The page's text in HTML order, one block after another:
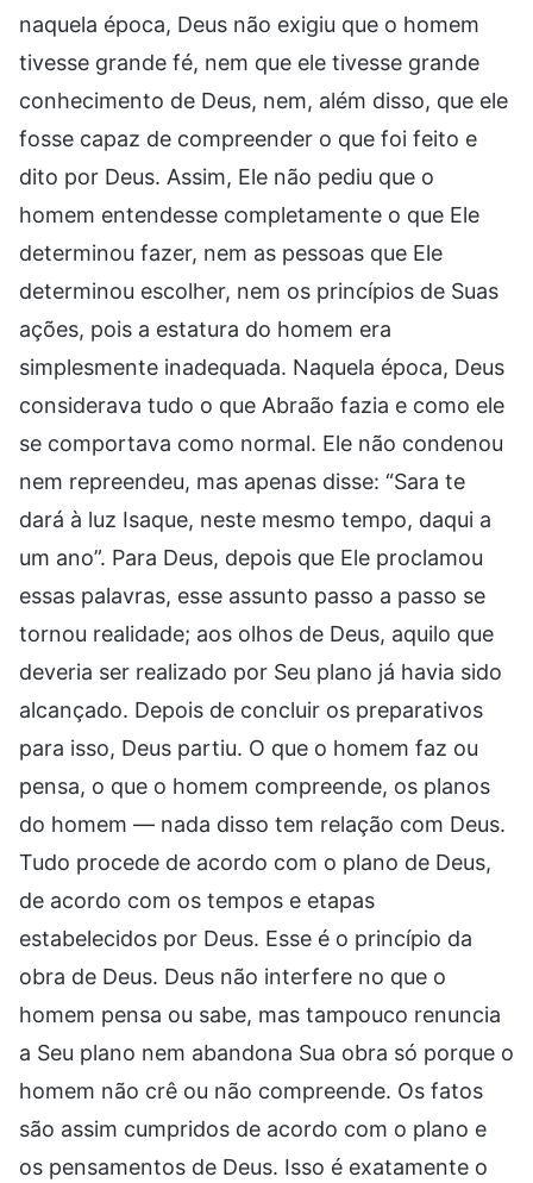
naquela época, Deus não exigiu que o homem
tivesse grande fé, nem que ele tivesse grande
conhecimento de Deus, nem, além disso, que ele
fosse capaz de compreender o que foi feito e
dito por Deus. Assim, Ele não pediu que o
homem entendesse completamente o que Ele
determinou fazer, nem as pessoas que Ele
determinou escolher, nem os princípios de Suas
ações, pois a estatura do homem era
simplesmente inadequada. Naquela época, Deus
considerava tudo o que Abraão fazia e como ele
se comportava como normal. Ele não condenou
nem repreendeu, mas apenas disse: “Sara te
dará à luz Isaque, neste mesmo tempo, daqui a
um ano”. Para Deus, depois que Ele proclamou
essas palavras, esse assunto passo a passo se
tornou realidade; aos olhos de Deus, aquilo que
deveria ser realizado por Seu plano já havia sido
alcançado. Depois de concluir os preparativos
para isso, Deus partiu. O que o homem faz ou
pensa, o que o homem compreende, os planos
do homem — nada disso tem relação com Deus.
Tudo procede de acordo com o plano de Deus,
de acordo com os tempos e etapas
estabelecidos por Deus. Esse é o princípio da
obra de Deus. Deus não interfere no que o
homem pensa ou sabe, mas tampouco renuncia
a Seu plano nem abandona Sua obra só porque o
homem não crê ou não compreende. Os fatos
são assim cumpridos de acordo com o plano e
os pensamentos de Deus. Isso é exatamente o